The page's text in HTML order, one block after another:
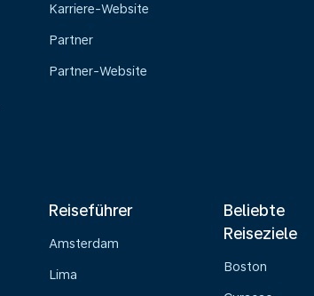
Karriere-Website
Partner
Partner-Website
Reiseführer
Amsterdam
Lima
Beliebte
Reiseziele
Boston